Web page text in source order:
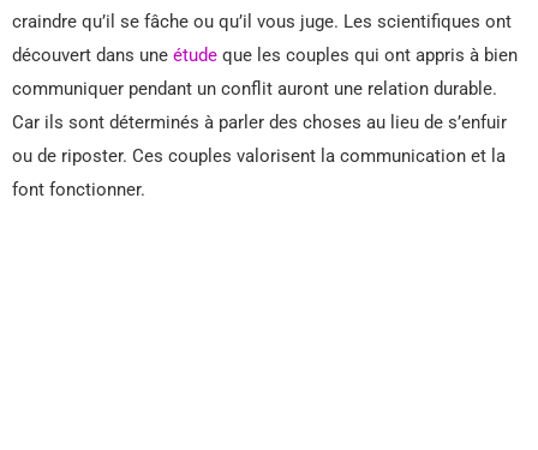
craindre qu’il se fâche ou qu’il vous juge. Les scientifiques ont
découvert dans une étude que les couples qui ont appris à bien
communiquer pendant un conflit auront une relation durable.
Car ils sont déterminés à parler des choses au lieu de s’enfuir
ou de riposter. Ces couples valorisent la communication et la
font fonctionner.